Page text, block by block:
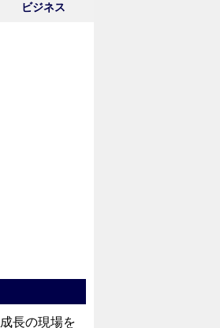
ビジネス
長の現場を